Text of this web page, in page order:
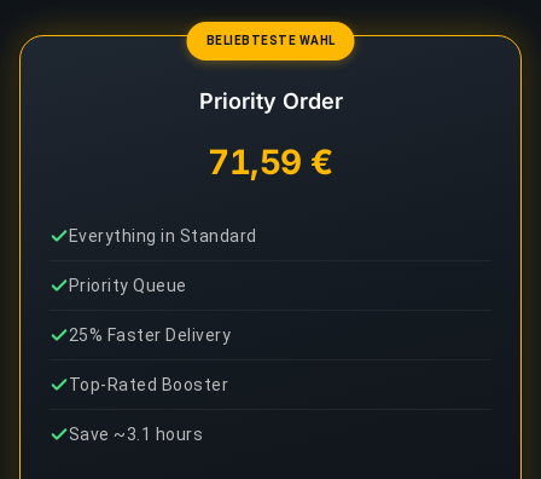
BELIEBTESTE WAHL
Priority Order
71,59 €
Everything in Standard
Priority Queue
25% Faster Delivery
Top-Rated Booster
Save ~3.1 hours